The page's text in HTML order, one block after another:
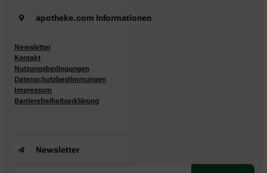
apotheke.com Informationen
Newsletter
Kontakt
Nutzungsbedingungen
Datenschutzbestimmungen
Impressum
Barrierefreiheitserklärung
Newsletter